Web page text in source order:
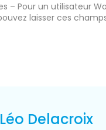
– Pour un utilisateur
laisser ces
Léo Delacroix